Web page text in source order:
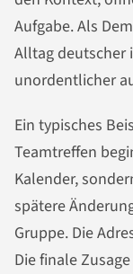
Aufgabe. Als
Alltag deutscher
unordentlicher
Ein typisches
Teamtreffen
Kalender,
spätere
Gruppe. Die
Die finale